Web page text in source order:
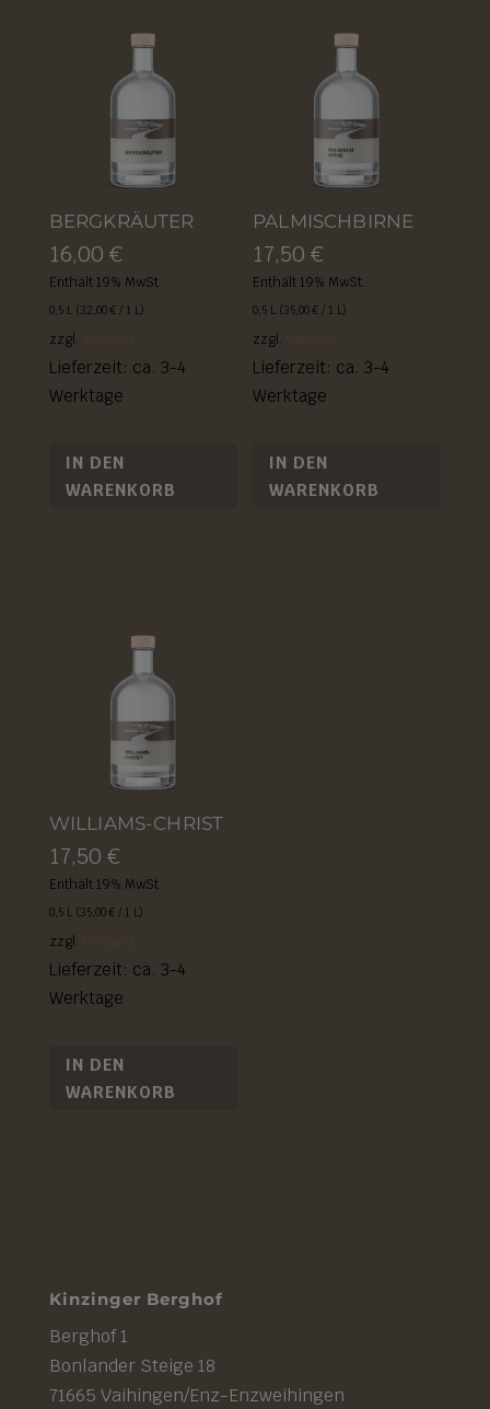
BERGKRÄUTER
16,00 €
Enthält 19% MwSt.
0,5 L (32,00€/ 1 L)
zzgl.
Lieferzeit: ca. 3-4
Werktage
IN DEN
WARENKORB
PALMISCHBIRNE
17,50€
Enthält 19% MwSt.
0,5 L (35,00€ / 1 L)
zzgl.
Lieferzeit: ca. 3-4
Werktage
IN DEN
WARENKORB
WILLIAMS-CHRIST
17,50 €
Enthält 19% MwSt.
0,5 L (35,00€/ 1 L)
zzgl.
Lieferzeit: ca. 3-4
Werktage
IN DEN
WARENKORB
Kinzinger Berghof
Berghof 1
Bonlander Steige 18
71665 Vaihingen/Enz-Enzweihingen